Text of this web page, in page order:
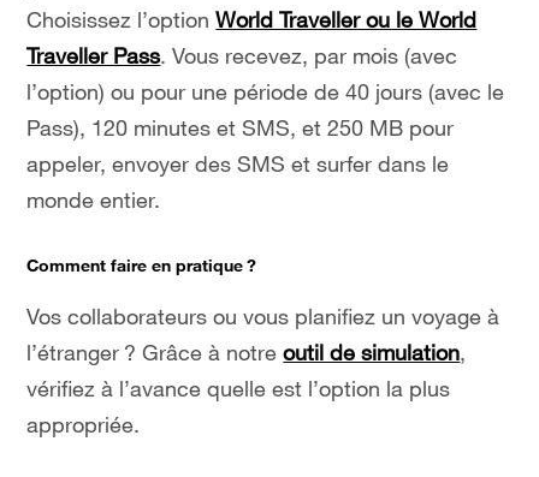
Choisissez l’option World Traveller ou le World
Traveller Pass. Vous recevez, par mois (avec
l’option) ou pour une période de 40 jours (avec le
Pass), 120 minutes et SMS, et 250 MB pour
appeler, envoyer des SMS et surfer dans le
monde entier.
Comment faire en pratique ?
Vos collaborateurs ou vous planifiez un voyage à
l’étranger ? Grâce à notreoutil de simulation,
vérifiez à l’avance quelle est l’option la plus
appropriée.